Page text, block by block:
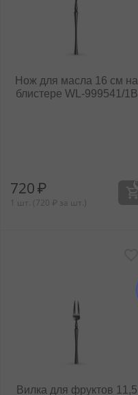
Нож для масла 16 см на
блистере WL‑999541/1B
720₽
1 шт. (720 ₽ за шт.)
Вилка для фруктов 11,5